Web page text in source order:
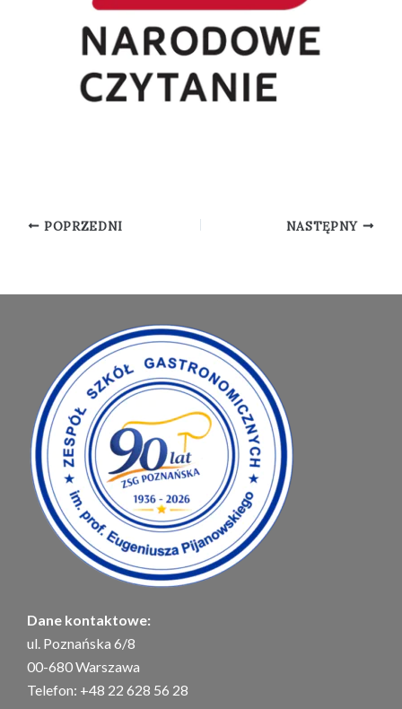
POPRZEDNI NASTĘPNY
Dane kontaktowe:
ul. Poznańska 6/8
00-680 Warszawa
Telefon: +48 22 628 56 28